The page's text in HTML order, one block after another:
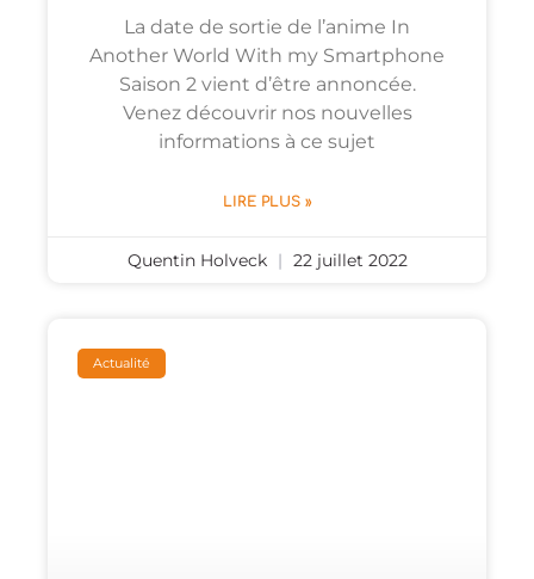
La date de sortie de l’anime In
Another World With my Smartphone
Saison 2 vient d’être annoncée.
Venez découvrir nos nouvelles
informations à ce sujet
LIRE PLUS »
Quentin Holveck 22 juillet 2022
Actualité